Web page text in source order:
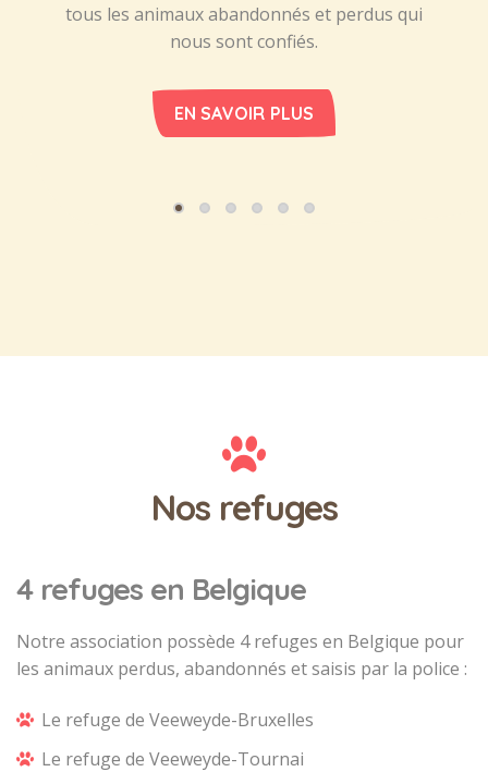
tous les animaux abandonnés et perdus qui
nous sont confiés.
EN SAVOIR PLUS
Nos refuges
4 refuges en Belgique
Notre association possède 4 refuges en Belgique pour
les animaux perdus, abandonnés et saisis par la police :
Le refuge de Veeweyde-Bruxelles
Le refuge de Veeweyde-Tournai